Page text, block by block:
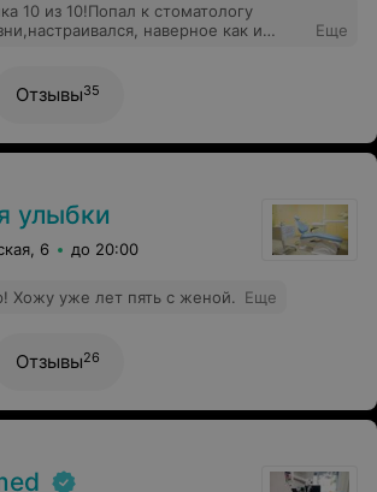
10 из 10!Попал к стоматологу
наверное как и
без анестезии и не больно то
но именно это со мной и
поставили пломбу, сняли
каких-либо болевых ощущений!
общительный доктор и
всем!
Еще
Отзывы35
улыбки
6 до 20:00
Хожу уже лет пять с женой. Еще
Отзывы26